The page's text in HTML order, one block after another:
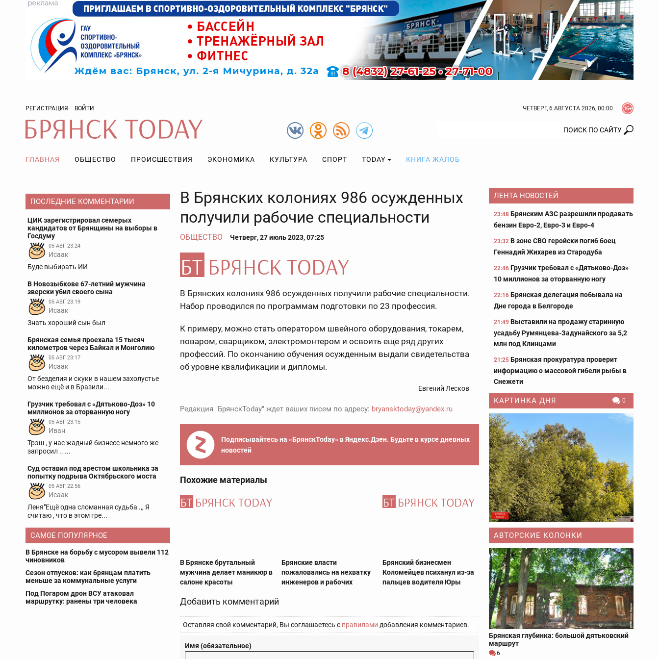
РЕГИСТРАЦИЯ ВОЙТИ ЧЕТВЕРГ, 6 АВГУСТА 2026, 00:00
ГЛАВНАЯ ОБЩЕСТВО ПРОИСШЕСТВИЯ ЭКОНОМИКА КУЛЬТУРА СПОРТ TODAY КНИГА ЖАЛОБ
ПОСЛЕДНИЕ КОММЕНТАРИИ
ЦИК зарегистрировал семерых
кандидатов от Брянщины на выборы в
Госдуму
05 АВГ 23:24
Исаак
Буде выбирать ИИ
В Новозыбкове 67-летний мужчина
зверски убил своего сына
05 АВГ 23:19
Исаак
Знать хороший сын был
Брянская семья проехала 15 тысяч
километров через Байкал и Монголию
05 АВГ 23:17
Исаак
От безделия и скуки в нашем захолустье
можно ещё и в Бразили...
Грузчик требовал с «Дятьково-Доз» 10
миллионов за оторванную ногу
05 АВГ 23:15
Иван
Трэш , у нас жадный бизнесс немного же
запросил .. ...
Суд оставил под арестом школьника за
попытку подрыва Октябрьского моста
05 АВГ 22:56
Исаак
Леня"Ещё одна сломанная судьба .,, Я
считаю , что в этом гре...
САМОЕ ПОПУЛЯРНОЕ
В Брянске на борьбу с мусором вывели 112
чиновников
Сезон отпусков: как брянцам платить
меньше за коммунальные услуги
Под Погаром дрон ВСУ атаковал
маршрутку: ранены три человека
В Брянских колониях 986 осужденных
получили рабочие специальности
ОБЩЕСТВО Четверг, 27 июль 2023, 07:25
В Брянских колониях 986 осужденных получили рабочие специальности.
Набор проводился по программам подготовки по 23 профессия.
К примеру, можно стать оператором швейного оборудования, токарем,
поваром, сварщиком, электромонтером и освоить еще ряд других
профессий. По окончанию обучения осужденным выдали свидетельства
об уровне квалификации и дипломы.
Евгений Лесков
Редакция "БрянскToday" ждет ваших писем по адресу: bryansktoday@yandex.ru
Подписывайтесь на «БрянскToday» в Яндекс.Дзен. Будьте в курсе дневных
новостей
Похожие материалы
В Брянске брутальный
мужчина делает маникюр в
салоне красоты
Брянские власти
пожаловались на нехватку
инженеров и рабочих
Брянский бизнесмен
Коломейцев психанул из-за
пальцев водителя Юры
Добавить комментарий
Оставляя свой комментарий, Вы соглашаетесь с правилами добавления комментариев.
Имя (обязательное)
ЛЕНТА НОВОСТЕЙ
23:48 Брянским АЗС разрешили продавать
бензин Евро-2, Евро-3 и Евро-4
23:32 В зоне СВО геройски погиб боец
Геннадий Жихарев из Стародуба
22:46 Грузчик требовал с «Дятьково-Доз»
10 миллионов за оторванную ногу
22:16 Брянская делегация побывала на
Дне города в Белгороде
21:49 Выставили на продажу старинную
усадьбу Румянцева-Задунайского за 5,2
млн под Клинцами
21:25 Брянская прокуратура проверит
информацию о массовой гибели рыбы в
Снежети
КАРТИНКА ДНЯ 0
АВТОРСКИЕ КОЛОНКИ
Брянская глубинка: большой дятьковский
маршрут
6